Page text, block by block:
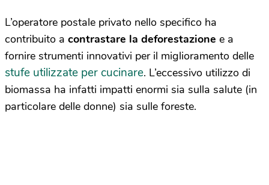
L’operatore postale privato nello specifico ha
contribuito a contrastare la deforestazione e a
fornire strumenti innovativi per il miglioramento delle
stufe utilizzate per cucinare. L’eccessivo utilizzo di
biomassa ha infatti impatti enormi sia sulla salute (in
particolare delle donne) sia sulle foreste.